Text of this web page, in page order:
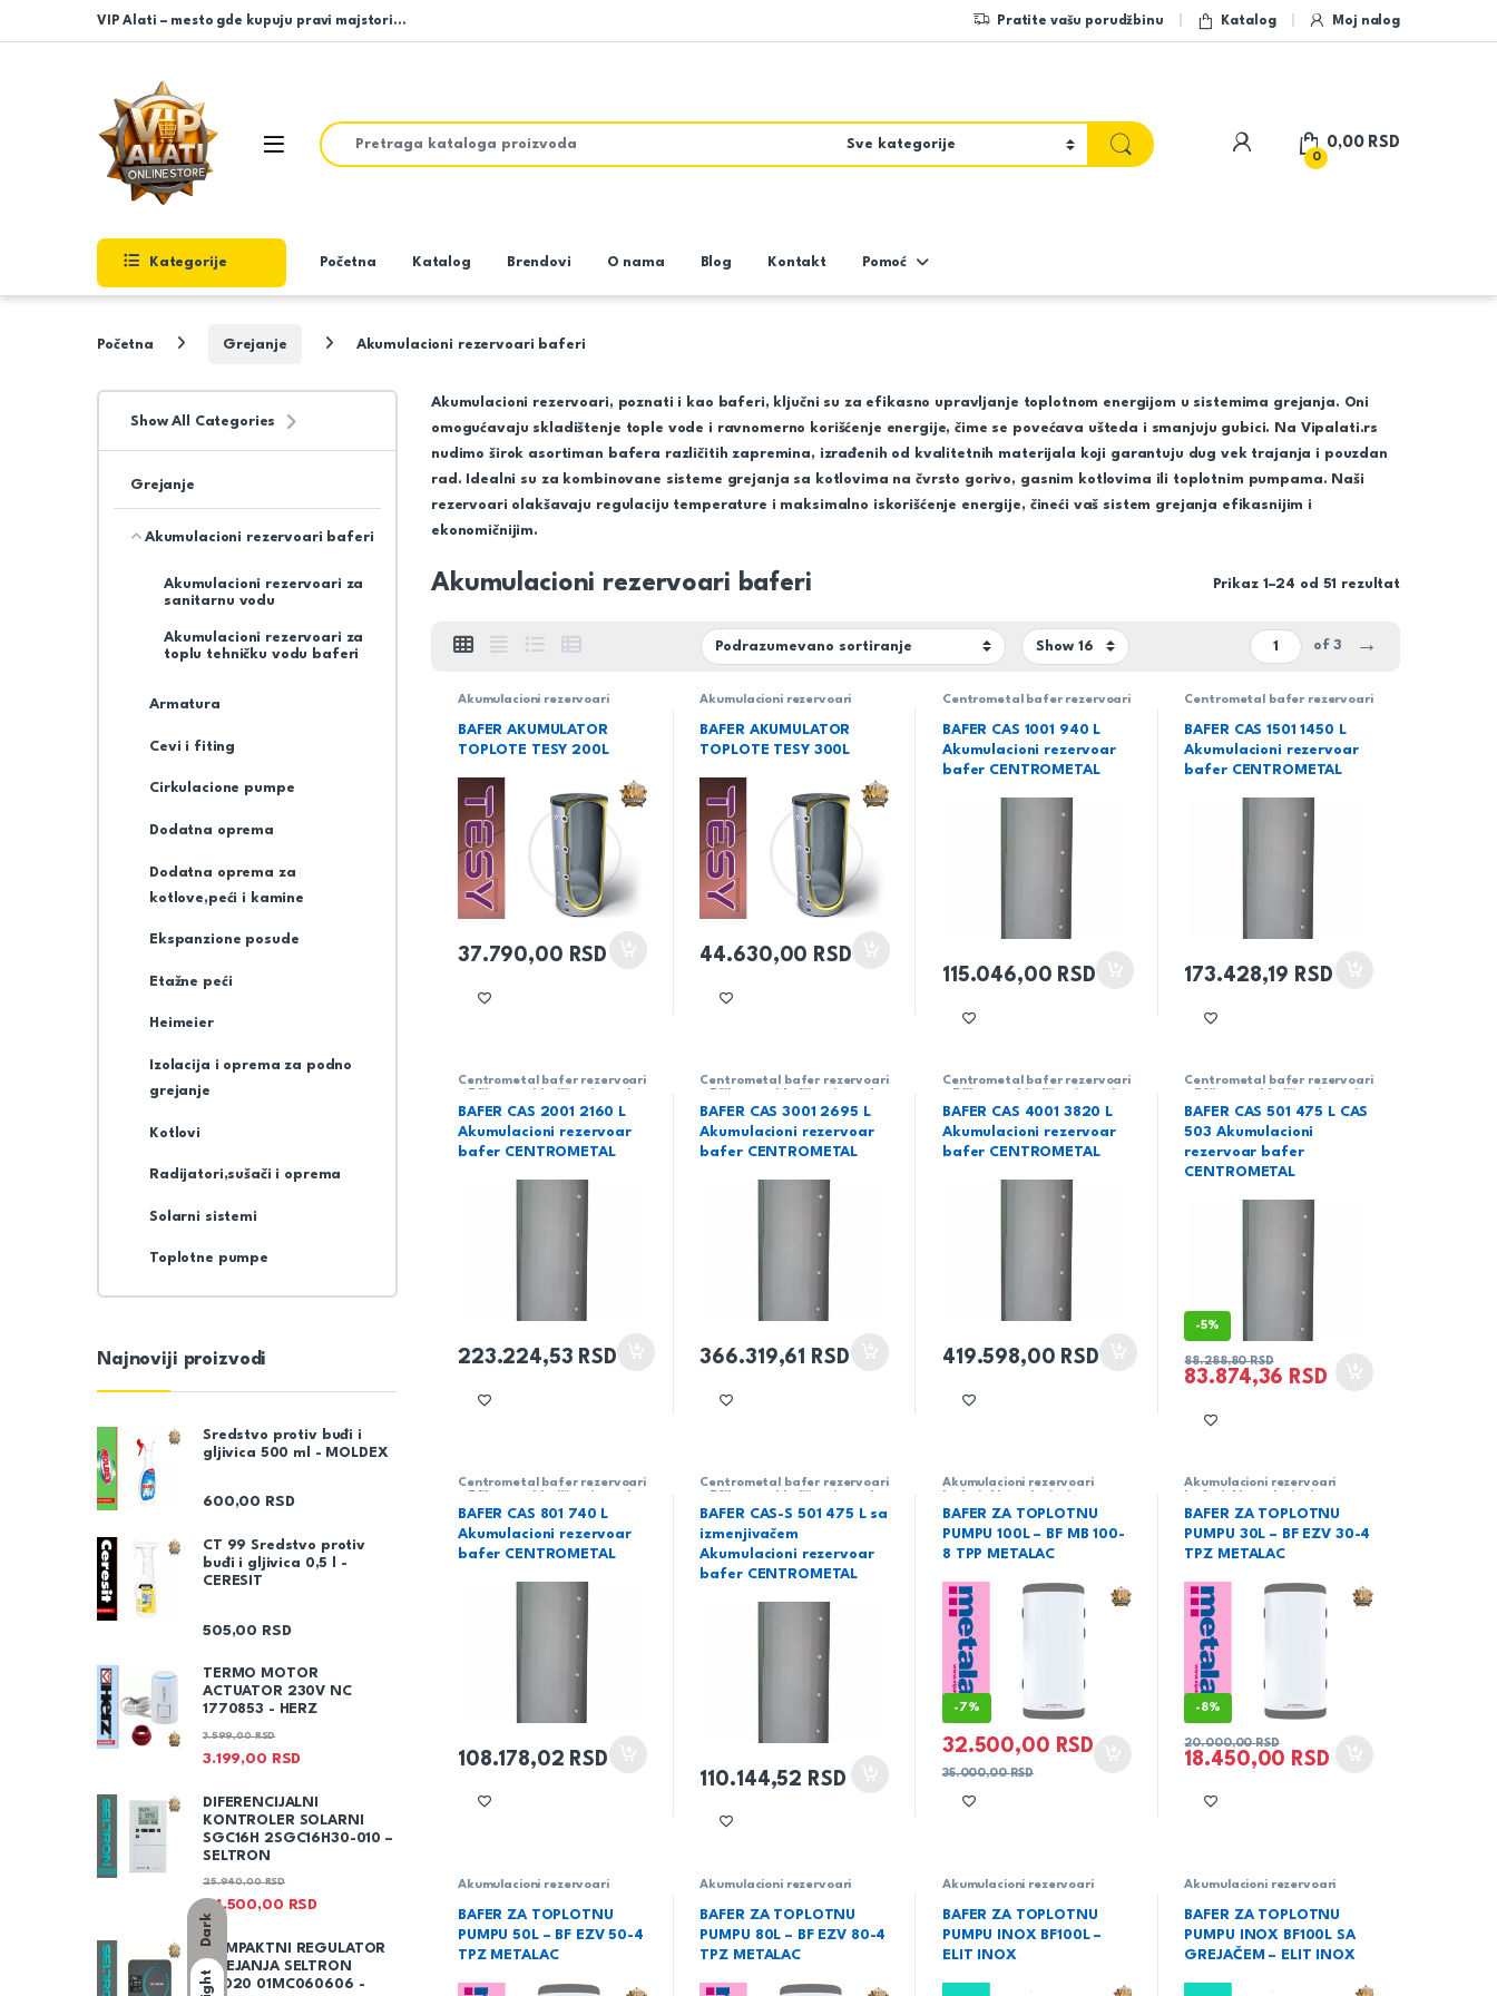
Dark
Light
Skip to navigation
Skip to content
VIP Alati – mesto gde kupuju pravi majstori… Pratite vašu porudžbinu Katalog Moj nalog
Open
Search for:
My Account
0
0,00 RSD
Kategorije Početna Katalog Brendovi O nama Blog Kontakt Pomoć
Početna Grejanje Akumulacioni rezervoari baferi
Akumulacioni rezervoari, poznati i kao baferi, ključni su za efikasno upravljanje toplotnom energijom u sistemima grejanja. Oni
omogućavaju skladištenje tople vode i ravnomerno korišćenje energije, čime se povećava ušteda i smanjuju gubici. Na Vipalati.rs
nudimo širok asortiman bafera različitih zapremina, izrađenih od kvalitetnih materijala koji garantuju dug vek trajanja i pouzdan
rad. Idealni su za kombinovane sisteme grejanja sa kotlovima na čvrsto gorivo, gasnim kotlovima ili toplotnim pumpama. Naši
rezervoari olakšavaju regulaciju temperature i maksimalno iskorišćenje energije, čineći vaš sistem grejanja efikasnijim i
ekonomičnijim.
Akumulacioni rezervoari baferi Prikaz 1–24 od 51 rezultat
of 3 →
Akumulacioni rezervoari
rezervoari za toplu tehničku
BAFER AKUMULATOR
TOPLOTE TESY 200L
37.790,00 RSD
Akumulacioni rezervoari
rezervoari za toplu tehničku
BAFER AKUMULATOR
TOPLOTE TESY 300L
44.630,00 RSD
Centrometal bafer rezervoari
tehničke vodeCentrometal
BAFER CAS 1001 940 L
Akumulacioni rezervoar
bafer CENTROMETAL
115.046,00 RSD
Centrometal bafer rezervoari
tehničke vodeCentrometal
BAFER CAS 1501 1450 L
Akumulacioni rezervoar
bafer CENTROMETAL
173.428,19 RSD
Centrometal bafer rezervoari
tehničke vodeCentrometal
BAFER CAS 2001 2160 L
Akumulacioni rezervoar
bafer CENTROMETAL
223.224,53 RSD
Centrometal bafer rezervoari
tehničke vodeCentrometal
BAFER CAS 3001 2695 L
Akumulacioni rezervoar
bafer CENTROMETAL
366.319,61 RSD
Centrometal bafer rezervoari
tehničke vodeCentrometal
BAFER CAS 4001 3820 L
Akumulacioni rezervoar
bafer CENTROMETAL
419.598,00 RSD
Centrometal bafer rezervoari
tehničke vodeCentrometal
BAFER CAS 501 475 L CAS
503 Akumulacioni
rezervoar bafer
CENTROMETAL
-5%
83.874,36 RSD
88.288,80RSD
Centrometal bafer rezervoari
tehničke vodeCentrometal
BAFER CAS 801 740 L
Akumulacioni rezervoar
bafer CENTROMETAL
108.178,02 RSD
Centrometal bafer rezervoari
tehničke vodeCentrometal
BAFER CAS-S 501 475 L sa
izmenjivačem
Akumulacioni rezervoar
bafer CENTROMETAL
110.144,52 RSD
Akumulacioni rezervoari
rezervoari za toplu tehničku
Metalac
BAFER ZA TOPLOTNU
PUMPU 100L – BF MB 100-
8 TPP METALAC
-7%
32.500,00 RSD
35.000,00RSD
Akumulacioni rezervoari
rezervoari za toplu tehničku
Metalac
BAFER ZA TOPLOTNU
PUMPU 30L – BF EZV 30-4
TPZ METALAC
-8%
18.450,00 RSD
20.000,00RSD
Akumulacioni rezervoari
rezervoari za toplu tehničku
Metalac
BAFER ZA TOPLOTNU
PUMPU 50L – BF EZV 50-4
TPZ METALAC
Akumulacioni rezervoari
rezervoari za toplu tehničku
Metalac
BAFER ZA TOPLOTNU
PUMPU 80L – BF EZV 80-4
TPZ METALAC
Akumulacioni rezervoari
rezervoari za toplu tehničku
Grejanje
BAFER ZA TOPLOTNU
PUMPU INOX BF100L –
ELIT INOX
Akumulacioni rezervoari
rezervoari za toplu tehničku
Grejanje
BAFER ZA TOPLOTNU
PUMPU INOX BF100L SA
GREJAČEM – ELIT INOX
Show All Categories
Grejanje
Akumulacioni rezervoari baferi
Akumulacioni rezervoari za
sanitarnu vodu
Akumulacioni rezervoari za
toplu tehničku vodu baferi
Armatura
Cevi i fiting
Cirkulacione pumpe
Dodatna oprema
Dodatna oprema za
kotlove,peći i kamine
Ekspanzione posude
Etažne peći
Heimeier
Izolacija i oprema za podno
grejanje
Kotlovi
Radijatori,sušači i oprema
Solarni sistemi
Toplotne pumpe
Najnoviji proizvodi
Sredstvo protiv buđi i
gljivica 500 ml - MOLDEX
600,00 RSD
CT 99 Sredstvo protiv
buđi i gljivica 0,5 l -
CERESIT
505,00 RSD
TERMO MOTOR
ACTUATOR 230V NC
1770853 - HERZ
3.199,00 RSD
3.599,00RSD
DIFERENCIJALNI
KONTROLER SOLARNI
SGC16H 2SGC16H30-010 –
SELTRON
24.500,00 RSD
25.940,00RSD
KOMPAKTNI REGULATOR
GREJANJA SELTRON
AHD20 01MC060606 -